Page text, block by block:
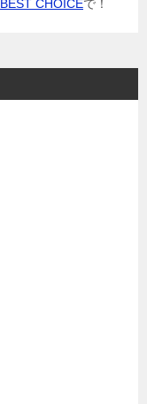
BEST CHOICEで！